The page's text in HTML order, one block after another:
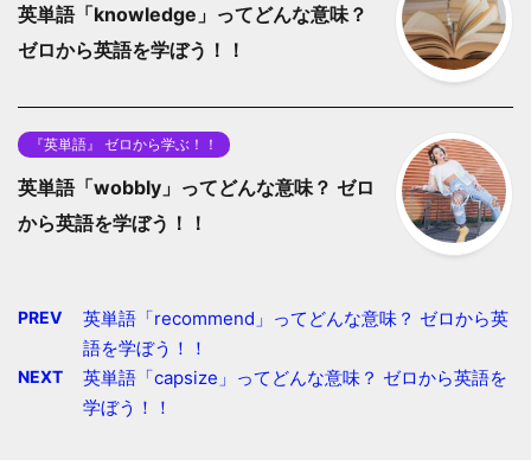
英単語「knowledge」ってどんな意味？
ゼロから英語を学ぼう！！
『英単語』 ゼロから学ぶ！！
英単語「wobbly」ってどんな意味？ ゼロ
から英語を学ぼう！！
PREV
英単語「recommend」ってどんな意味？ ゼロから英
語を学ぼう！！
NEXT
英単語「capsize」ってどんな意味？ ゼロから英語を
学ぼう！！